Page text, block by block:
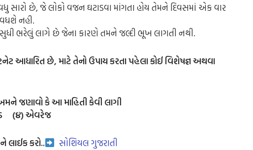
સારો છે, જે લોકો વજન ઘટાડવા માંગતા હોય તેમને દિવસમાં એક વાર
નહી.
સુધી ભરેલું લાગે છે જેના કારણે તમને જલ્દી ભૂખ લાગતી નથી.
આધારિત છે, માટે તેનો ઉપાય કરતા પહેલા કોઈ વિશેષજ્ઞ અથવા
જણાવો કે આ માહિતી કેવી લાગી
(૪) એવરેજ
લાઈક કરો.. સોશિયલ ગુજરાતી